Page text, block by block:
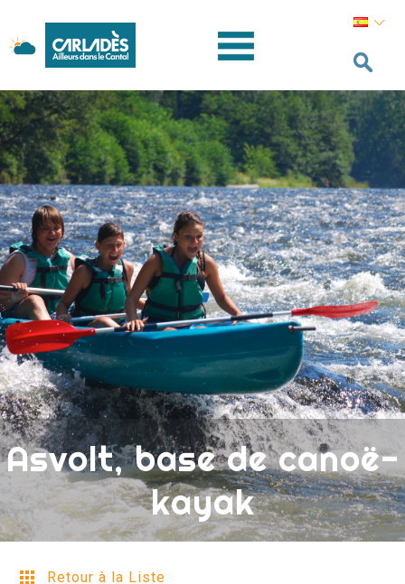
Asvolt, base de canoë-
kayak
Retour à la Liste